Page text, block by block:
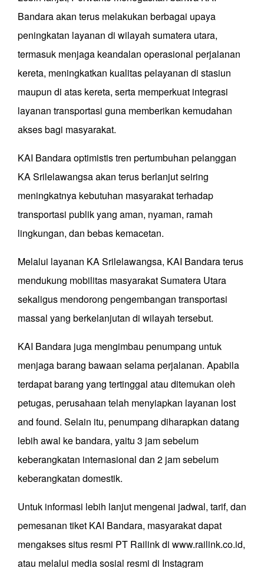
Bandara akan terus melakukan berbagai upaya
peningkatan layanan di wilayah sumatera utara,
termasuk menjaga keandalan operasional perjalanan
kereta, meningkatkan kualitas pelayanan di stasiun
maupun di atas kereta, serta memperkuat integrasi
layanan transportasi guna memberikan kemudahan
akses bagi masyarakat.
KAI Bandara optimistis tren pertumbuhan pelanggan
KA Srilelawangsa akan terus berlanjut seiring
meningkatnya kebutuhan masyarakat terhadap
transportasi publik yang aman, nyaman, ramah
lingkungan, dan bebas kemacetan.
Melalui layanan KA Srilelawangsa, KAI Bandara terus
mendukung mobilitas masyarakat Sumatera Utara
sekaligus mendorong pengembangan transportasi
massal yang berkelanjutan di wilayah tersebut.
KAI Bandara juga mengimbau penumpang untuk
menjaga barang bawaan selama perjalanan. Apabila
terdapat barang yang tertinggal atau ditemukan oleh
petugas, perusahaan telah menyiapkan layanan lost
and found. Selain itu, penumpang diharapkan datang
lebih awal ke bandara, yaitu 3 jam sebelum
keberangkatan internasional dan 2 jam sebelum
keberangkatan domestik.
Untuk informasi lebih lanjut mengenai jadwal, tarif, dan
pemesanan tiket KAI Bandara, masyarakat dapat
mengakses situs resmi PT Railink di www.railink.co.id,
atau melalui media sosial resmi di Instagram